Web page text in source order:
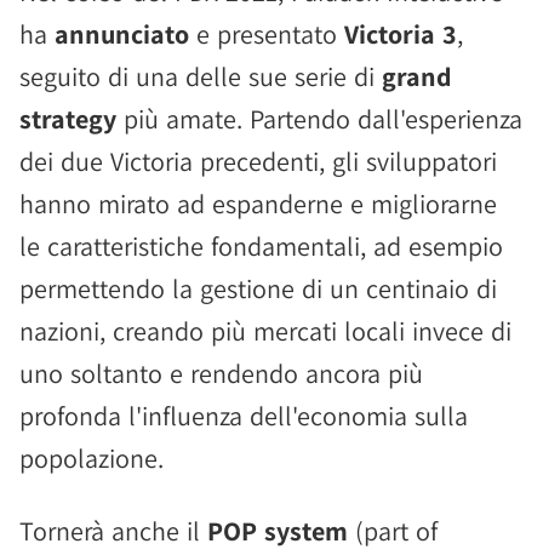
ha annunciato e presentato Victoria 3,
seguito di una delle sue serie di grand
strategy più amate. Partendo dall'esperienza
dei due Victoria precedenti, gli sviluppatori
hanno mirato ad espanderne e migliorarne
le caratteristiche fondamentali, ad esempio
permettendo la gestione di un centinaio di
nazioni, creando più mercati locali invece di
uno soltanto e rendendo ancora più
profonda l'influenza dell'economia sulla
popolazione.
Tornerà anche il POP system (part of